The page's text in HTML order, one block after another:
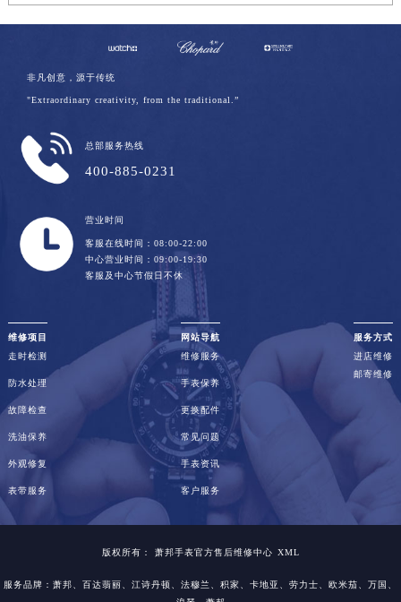
非凡创意，源于传统
"Extraordinary creativity, from the traditional.”
总部服务热线
400-885-0231
营业时间
客服在线时间：08:00-22:00
中心营业时间：09:00-19:30
客服及中心节假日不休
维修项目
走时检测
防水处理
故障检查
洗油保养
外观修复
表带服务
网站导航
维修服务
手表保养
更换配件
常见问题
手表资讯
客户服务
服务方式
进店维修
邮寄维修
版权所有： 萧邦手表官方售后维修中心 XML
服务品牌： 萧邦 、百达翡丽、江诗丹顿、法穆兰、积家、卡地亚、劳力士、欧米茄、万国、